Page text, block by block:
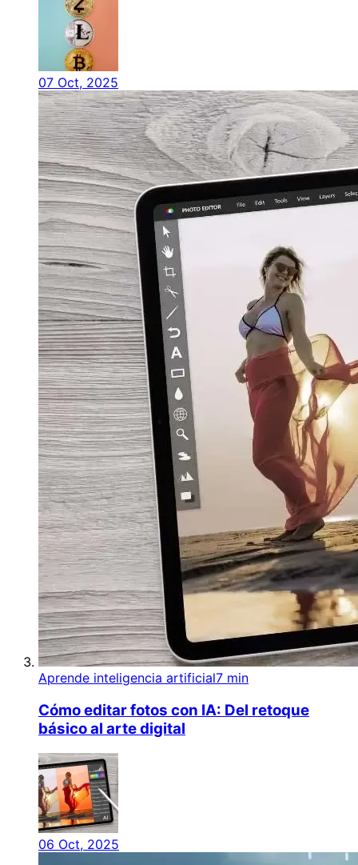
07 Oct, 2025
Aprende inteligencia artificial7 min
Cómo editar fotos con IA: Del retoque
básico al arte digital
06 Oct, 2025